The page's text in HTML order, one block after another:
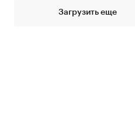
Загрузить еще